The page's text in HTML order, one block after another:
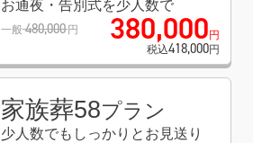
お通夜・告別式を少人数で
一般480,000 円 380,000 円
税込418,000円
家族葬58プラン
少人数でもしっかりとお見送り